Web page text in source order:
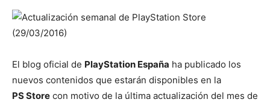
El blog oficial de PlayStation España ha publicado los
nuevos contenidos que estarán disponibles en la
PS Store con motivo de la última actualización del mes de